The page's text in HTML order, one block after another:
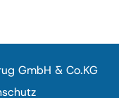
GmbH & Co.KG